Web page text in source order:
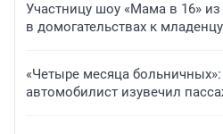
Участницу шоу «Мама в 16»
в домогательствах к младенцу
«Четыре месяца
автомобилист изувечил